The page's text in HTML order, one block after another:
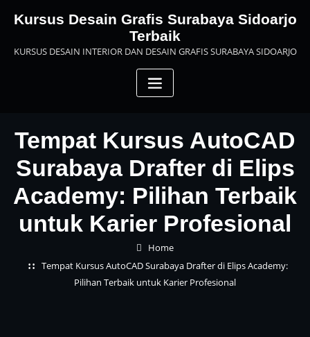
Kursus Desain Grafis Surabaya Sidoarjo
Terbaik
KURSUS DESAIN INTERIOR DAN DESAIN GRAFIS SURABAYA SIDOARJO
Tempat Kursus AutoCAD
Surabaya Drafter di Elips
Academy: Pilihan Terbaik
untuk Karier Profesional
Home
Tempat Kursus AutoCAD Surabaya Drafter di Elips Academy:
Pilihan Terbaik untuk Karier Profesional